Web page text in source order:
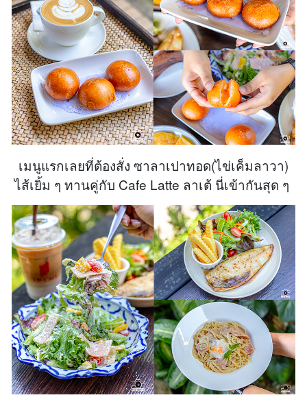
เมนูแรกเลยที่ต้องสั่ง ซาลาเปาทอด(ไข่เค็มลาวา)
ไส้เยิ้ม ๆ ทานคู่กับ Cafe Latte ลาเต้ นี่เข้ากันสุด ๆ